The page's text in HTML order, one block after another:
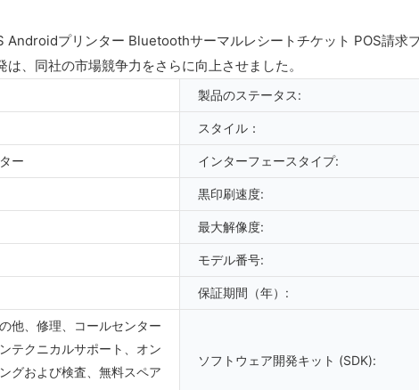
プリンター Bluetoothサーマルレシートチケット POS請求
、同社の市場競争力をさらに向上させました。
製品のステータス:
スタイル：
ー インターフェースタイプ:
黒印刷速度:
最大解像度:
モデル番号:
保証期間（年）:
他、修理、コールセンター
テクニカルサポート、オン
グおよび検査、無料スペア
ソフトウェア開発キット (SDK):